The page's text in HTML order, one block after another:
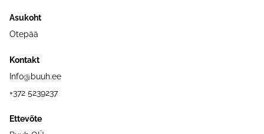
Asukoht
Otepää
Kontakt
Info@buuh.ee
+372 5239237
Ettevõte